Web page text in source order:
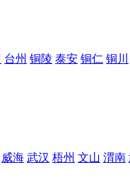
台州 铜陵 泰安 铜仁 铜川
威海 武汉 梧州 文山 渭南